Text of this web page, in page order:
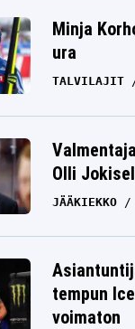
Minja
ura
TALVILAJIT
Olli
JÄÄKIEKKO
tempun
voimaton